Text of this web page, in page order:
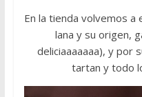
En la tienda volvemos
lana y su origen,
deliciaaaaaaa), y por
tartan y todo